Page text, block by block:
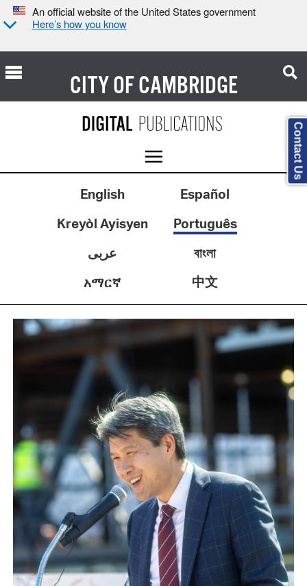
An official website of the United States government
Here’s how you know
CITY OFCAMBRIDGE
English
Español
Kreyòl Ayisyen
Português
عربى
বাংলা
አማርኛ
中文
Contact Us